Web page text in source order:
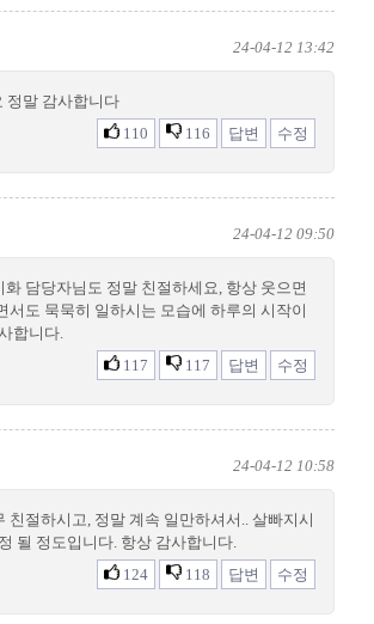
24-04-12 13:42
정말 감사합니다
110
116 답변 수정
24-04-12 09:50
화 담당자님도 정말 친절하세요, 항상 웃으면
서도 묵묵히 일하시는 모습에 하루의 시작이
합니다.
117
117 답변 수정
24-04-12 10:58
친절하시고, 정말 계속 일만하셔서.. 살빠지시
될 정도입니다. 항상 감사합니다.
124
118 답변 수정